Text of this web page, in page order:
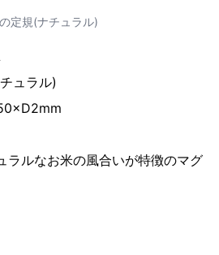
定規(ナチュラル)
ュラル)
ラルなお米の風合いが特徴のマグ